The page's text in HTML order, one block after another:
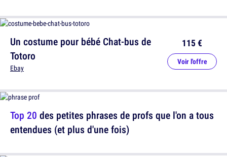
Un costume pour bébé Chat-bus de
Totoro
Ebay
115 €
Voir l'offre
Top 20 des petites phrases de profs que l'on a tous
entendues (et plus d'une fois)